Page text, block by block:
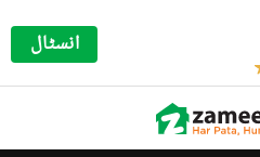
انسٹال